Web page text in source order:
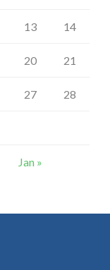
Jan »
13 14
20 21
27 28